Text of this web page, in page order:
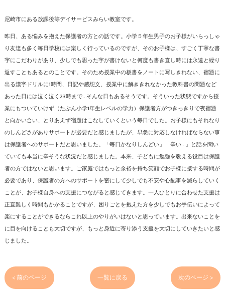
尼崎市にある放課後等デイサービスみらい教室です。
昨日、ある悩みを抱えた保護者の方との話です。小学５年生男子のお子様がいらっしゃ
り友達も多く毎日学校には楽しく行っているのですが、そのお子様は、すごく丁寧な書
字にこだわりがあり、少しでも思った字が書けないと何度も書き直し時には永遠と繰り
返すこともあるとのことです。そのため授業中の板書をノートに写しきれない、宿題に
出る漢字ドリルに1時間、日記や感想文、授業中に解ききれなかった教科書の問題など
あった日には泣く泣く23時まで…そんな日もあるそうです。そういった状態ですから授
業にもついていけず（たぶん小学1年生レベルの学力）保護者方がつきっきりで夜宿題
と向かい合い、とりあえず宿題はこなしていくという毎日でした。お子様にもそれなり
のしんどさがありサポートが必要だと感じましたが、早急に対応しなければならない事
は保護者へのサポートだと思いました。「毎日かなりしんどい」「辛い…」と話を聞い
ていても本当に辛そうな状況だと感じました。本来、子どもに勉強を教える役目は保護
者の方ではないと思います。ご家庭ではもっと余裕を持ち笑顔でお子様に接する時間が
必要であり、保護者の方へのサポートを密にして少しでも不安や心配事を減らしていく
ことが、お子様自身への支援につながると感じてきます。一人ひとりに合わせた支援は
正直難しく時間もかかることですが、困りごとを抱えた方を少しでもお手伝いによって
楽にすることができるならこれ以上のやりがいはないと思っています。出来ないことを
に目を向けることも大切ですが、もっと身近に寄り添う支援を大切にしていきたいと感
じました。
< 前のページ 一覧に戻る 次のページ >